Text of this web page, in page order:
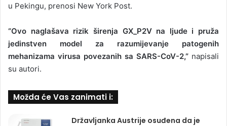
u Pekingu, prenosi New York Post.
“Ovo naglašava rizik širenja GX_P2V na ljude i pruža
jedinstven model za razumijevanje patogenih
mehanizama virusa povezanih sa SARS-CoV-2,” napisali
su autori.
Možda će Vas zanimati i:
Državljanka Austrije osuđena da je